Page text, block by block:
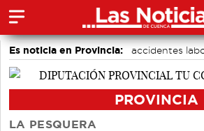
Es noticia en Provincia:
accidentes
Medio Ambiente
PROVINCIA
LA PESQUERA